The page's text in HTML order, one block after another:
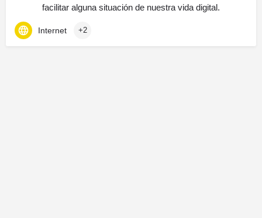
facilitar alguna situación de nuestra vida digital.
Internet +2